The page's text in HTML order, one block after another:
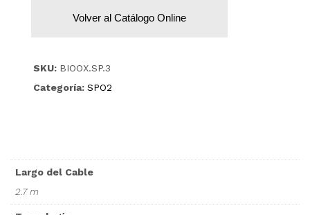
Volver al Catálogo Online
SKU: BIOOX.SP.3
Categoría: SPO2
Largo del Cable
2.7 m